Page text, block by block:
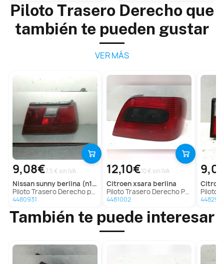
Piloto Trasero Derecho que
también te pueden gustar
VER MÁS
9,08€7.5 € sin IVA
nissansunny berlina (n13)
Piloto Trasero Derecho para Nissan Sunny Berlina (N13)
4480931
12,10€10 € sin IVA
citroenxsara berlina
Piloto Trasero Derecho Para Citroen Xsara Berlina
4481002
Piloto
También te puede interesar